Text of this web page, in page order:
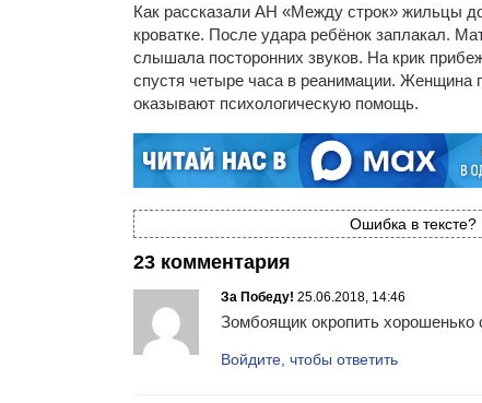
Как рассказали АН «Между строк» жильцы
кроватке. После удара ребёнок заплакал.
слышала посторонних звуков. На крик
спустя четыре часа в реанимации. Женщина
оказывают психологическую помощь.
Ошибка в
23 комментария
За Победу! 25.06.2018, 14:46
Зомбоящик окропить хорошенько
Войдите, чтобы ответить